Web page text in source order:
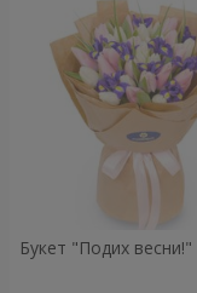
Букет "Подих весни!"